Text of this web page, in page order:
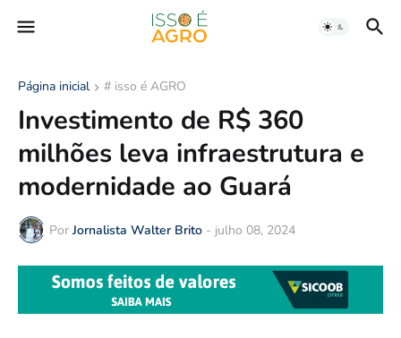
Página inicial # isso é AGRO
Investimento de R$ 360
milhões leva infraestrutura e
modernidade ao Guará
Por Jornalista Walter Brito - julho 08, 2024